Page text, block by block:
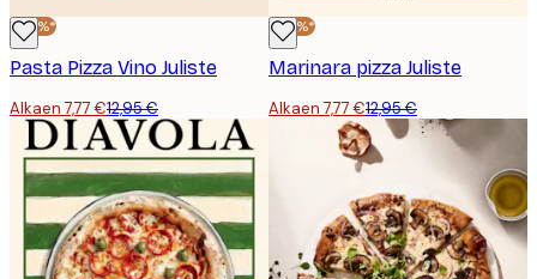
-40%*
Pasta Pizza Vino Juliste
Alkaen 7,77 €12,95 €
-40%*
Marinara pizza Juliste
Alkaen 7,77 €12,95 €